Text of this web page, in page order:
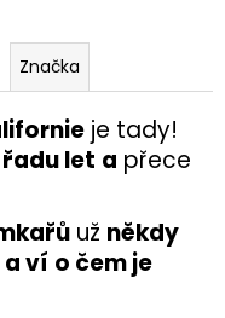
Značka
je tady!
let a přece
už někdy
a ví o čem je